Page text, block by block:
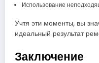
Использование
Учтя эти моменты, вы
идеальный результат
Заключение